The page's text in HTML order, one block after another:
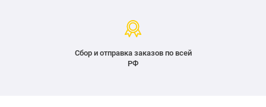
Сбор и отправка заказов по всей
РФ